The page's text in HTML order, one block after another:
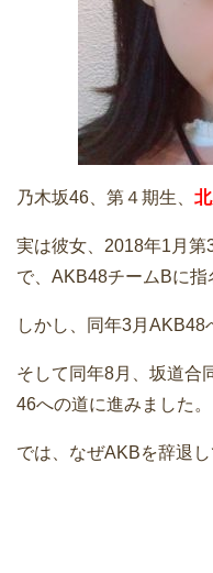
乃木坂46、第４期生、
実は彼女、2018年1月第
で、AKB48チームBに指
しかし、同年3月AKB48
そして同年8月、坂道合
46への道に進みました。
では、なぜAKBを辞退